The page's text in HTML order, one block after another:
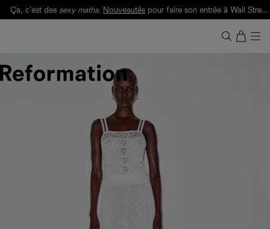
Ça, c'est des sexy maths. Nouveautés pour faire son entrée à Wall Street.